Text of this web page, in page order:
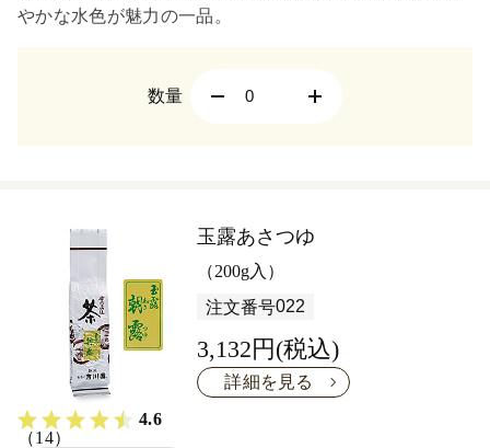
やかな水色が魅力の一品。
数量
4.6
（14）
玉露あさつゆ
（200g入）
注文番号022
3,132円(税込)
詳細を見る